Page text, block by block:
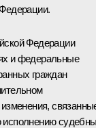
Федерации
и федеральные
граждан